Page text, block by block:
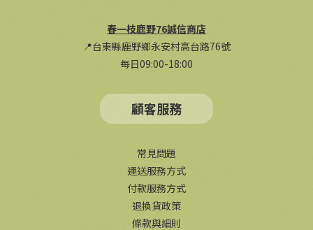
春一枝鹿野76誠信商店
📍台東縣鹿野鄉永安村高台路76號
每日09:00-18:00
顧客服務
常見問題
運送服務方式
付款服務方式
退換貨政策
條款與細則